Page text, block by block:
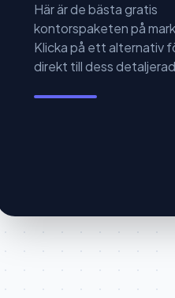
Här är de bästa gratis
kontorspaketen på
Klicka på ett alternativ
direkt till dess